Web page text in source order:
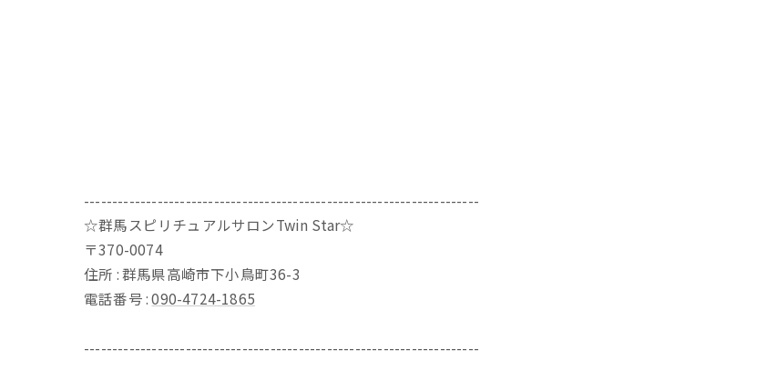
----------------------------------------------------------------------
☆群馬スピリチュアルサロンTwin Star☆
〒370-0074
住所 : 群馬県高崎市下小鳥町36-3
電話番号 :090-4724-1865
----------------------------------------------------------------------